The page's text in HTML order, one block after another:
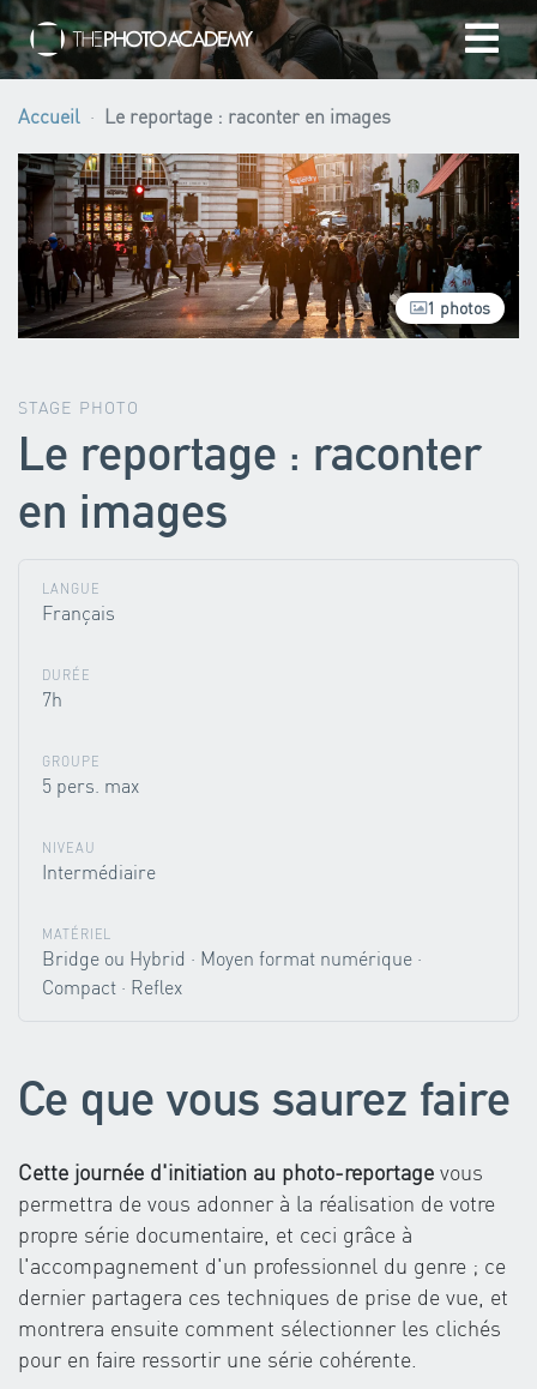
Accueil
Photographes
Offrir une Carte Cadeau
Panier
Se connecter
Accueil Le reportage : raconter en images
1 photos
STAGE PHOTO
Le reportage : raconter
en images
LANGUE
Français
DURÉE
7h
GROUPE
5 pers. max
NIVEAU
Intermédiaire
MATÉRIEL
Bridge ou Hybrid · Moyen format numérique ·
Compact · Reflex
Ce que vous saurez faire
Cette journée d'initiation au photo-reportage vous
permettra de vous adonner à la réalisation de votre
propre série documentaire, et ceci grâce à
l'accompagnement d'un professionnel du genre ; ce
dernier partagera ces techniques de prise de vue, et
montrera ensuite comment sélectionner les clichés
pour en faire ressortir une série cohérente.